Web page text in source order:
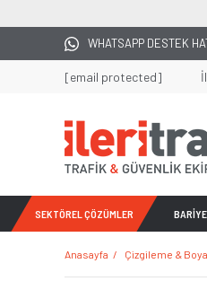
2500 TL ÜZERİ
WHATSAPP DESTEK
[email protected]
SEKTÖREL ÇÖZÜMLER
Anasayfa Çizgileme & Boya